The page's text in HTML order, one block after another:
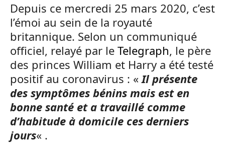
Depuis ce mercredi 25 mars 2020, c’est
l’émoi au sein de la royauté
britannique. Selon un communiqué
officiel, relayé par le Telegraph, le père
des princes William et Harry a été testé
positif au coronavirus : «Il présente
des symptômes bénins mais est en
bonne santé et a travaillé comme
d’habitude à domicile ces derniers
jours« .